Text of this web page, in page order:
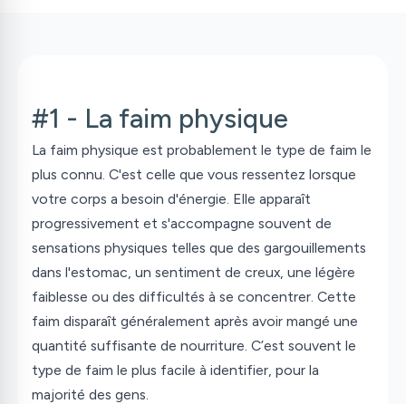
#1 - La faim physique
La faim physique est probablement le type de faim le
plus connu. C'est celle que vous ressentez lorsque
votre corps a besoin d'énergie. Elle apparaît
progressivement et s'accompagne souvent de
sensations physiques telles que des gargouillements
dans l'estomac, un sentiment de creux, une légère
faiblesse ou des difficultés à se concentrer. Cette
faim disparaît généralement après avoir mangé une
quantité suffisante de nourriture. C’est souvent le
type de faim le plus facile à identifier, pour la
majorité des gens.